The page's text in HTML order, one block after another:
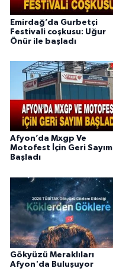
Emirdağ’da Gurbetçi
Festivali coşkusu: Uğur
Önür ile başladı
Afyon’da Mxgp Ve
Motofest İçin Geri Sayım
Başladı
Gökyüzü Meraklıları
Afyon'da Buluşuyor